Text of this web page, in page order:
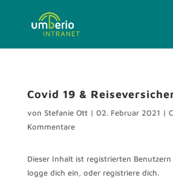
Covid 19 &
von Stefanie Ott| 02. Februar 2021 |
Kommentare
Dieser Inhalt ist registrierten
logge dich ein, oder registriere dich.